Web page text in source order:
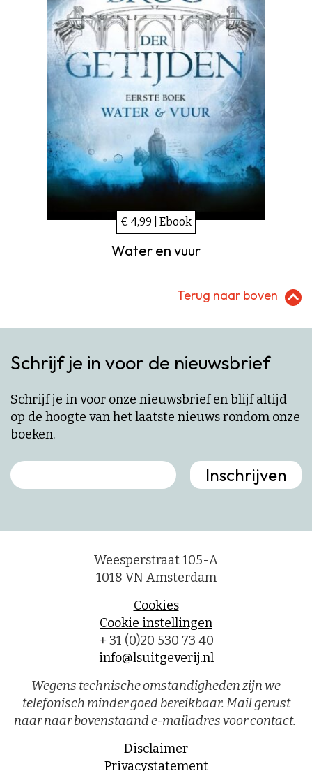
€ 4,99 | Ebook
Water en vuur
Terug naar boven
Schrijf je in voor de nieuwsbrief
Schrijf je in voor onze nieuwsbrief en blijf altijd
op de hoogte van het laatste nieuws rondom onze
boeken.
Weesperstraat 105-A
1018 VN Amsterdam
Cookies
Cookie instellingen
+ 31 (0)20 530 73 40
info@lsuitgeverij.nl
Wegens technische omstandigheden zijn we
telefonisch minder goed bereikbaar. Mail gerust
naar naar bovenstaand e-mailadres voor contact.
Disclaimer
Privacystatement